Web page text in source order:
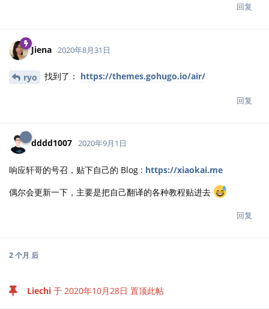
回复
Jiena 2020年8月31日
ryo 找到了： https://themes.gohugo.io/air/
回复
dddd1007 2020年9月1日
响应轩哥的号召，贴下自己的 Blog : https://xiaokai.me
偶尔会更新一下，主要是把自己翻译的各种教程贴进去
回复
2 个月 后
Liechi 于 2020年10月28日 置顶此帖